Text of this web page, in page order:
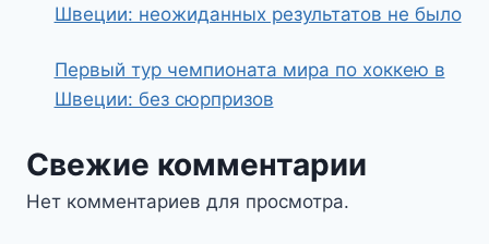
Швеции: неожиданных результатов не было
Первый тур чемпионата мира по хоккею в
Швеции: без сюрпризов
Свежие комментарии
Нет комментариев для просмотра.